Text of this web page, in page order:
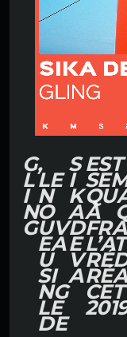
G
L
I
N
G
,
LE
N
O
UV
EA
U
SI
NG
LE
DE
S
I
K
A
D
E
V
A
À